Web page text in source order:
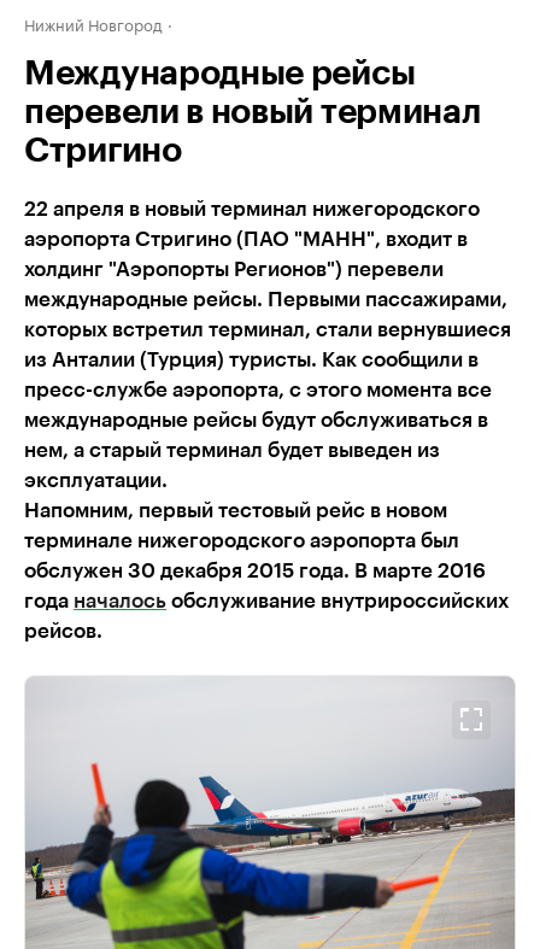
Нижний Новгород
Международные рейсы
перевели в новый терминал
Стригино
22 апреля в новый терминал нижегородского
аэропорта Стригино (ПАО "МАНН", входит в
холдинг "Аэропорты Регионов") перевели
международные рейсы. ​Первыми пассажирами,
которых встретил терминал, стали вернувшиеся
из Анталии (Турция) туристы. Как сообщили в
пресс-службе аэропорта, с этого момента все
международные рейсы будут обслуживаться в
нем, а старый терминал будет выведен из
эксплуатации.
Напомним, первый тестовый рейс в новом
терминале нижегородского аэропорта был
обслужен 30 декабря 2015 года. В марте 2016
года началось обслуживание внутрироссийских
рейсов.